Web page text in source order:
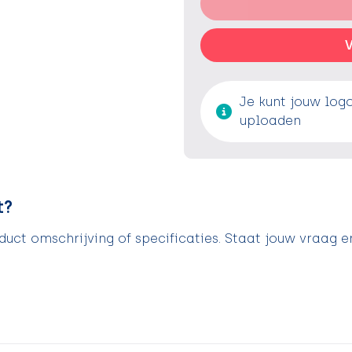
Je kunt jouw
uploaden
omschrijving of specificaties. Staat jouw vraag